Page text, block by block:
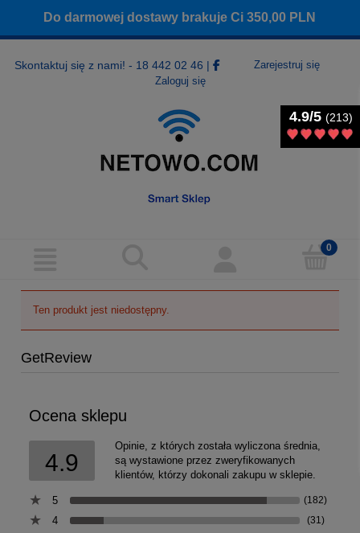
Do darmowej dostawy brakuje Ci350,00 PLN
Skontaktuj się z nami! - 18 442 02 46 |
Zarejestruj się
Zaloguj się
Ten produkt jest niedostępny.
GetReview
Ocena sklepu
4.9
Opinie, z których została wyliczona średnia,
są wystawione przez zweryfikowanych
klientów, którzy dokonali zakupu w sklepie.
5 (182)
4 (31)
4.9/5 (213)
4.9/5 (213)